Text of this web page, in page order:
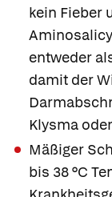
kein Fieber
entweder
damit der
Klysma
Mäßiger
bis 38 °C
Was